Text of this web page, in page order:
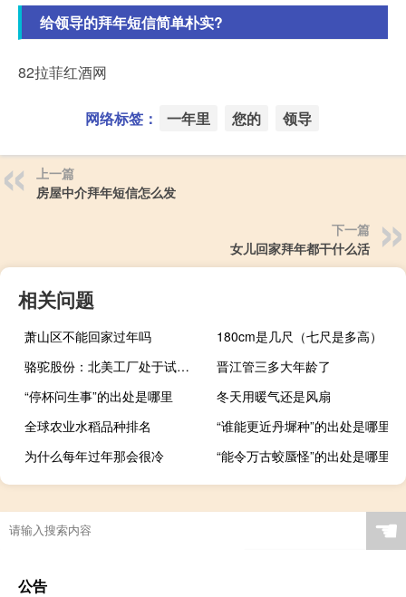
给领导的拜年短信简单朴实?
82拉菲红酒网
网络标签： 一年里 您的 领导
上一篇
房屋中介拜年短信怎么发
下一篇
女儿回家拜年都干什么活
相关问题
萧山区不能回家过年吗
180cm是几尺（七尺是多高）
骆驼股份：北美工厂处于试生产阶段
晋江管三多大年龄了
“停杯问生事”的出处是哪里
冬天用暖气还是风扇
全球农业水稻品种排名
“谁能更近丹墀种”的出处是哪里
为什么每年过年那会很冷
“能令万古蛟蜃怪”的出处是哪里
☚
公告